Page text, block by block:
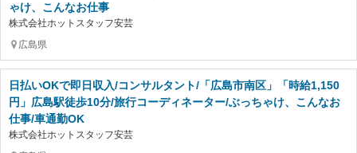
ゃけ、こんなお仕事
株式会社ホットスタッフ安芸
広島県
日払いOKで即日収入/コンサルタント/「広島市南区」「時給1,150
円」広島駅徒歩10分/旅行コーディネーター/ぶっちゃけ、こんなお
仕事/車通勤OK
株式会社ホットスタッフ安芸